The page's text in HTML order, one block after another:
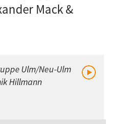
Mack &
Ulm/Neu-Ulm
Hillmann